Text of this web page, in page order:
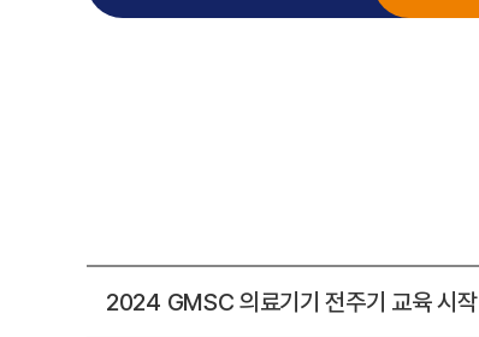
2024 GMSC 의료기기 전주기 교육 시작